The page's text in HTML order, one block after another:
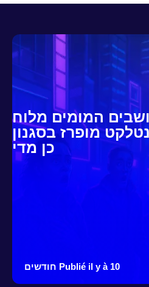
המומים מלוח
מופרז בסגנון
כן מדי
Publié il y à 10 חודשים